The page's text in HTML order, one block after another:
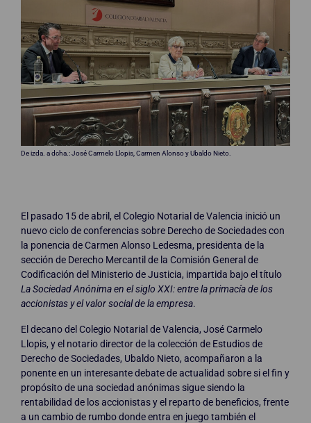
De izda. a dcha.: José Carmelo Llopis, Carmen Alonso y Ubaldo Nieto.
El pasado 15 de abril, el Colegio Notarial de Valencia inició un
nuevo ciclo de conferencias sobre Derecho de Sociedades con
la ponencia de Carmen Alonso Ledesma, presidenta de la
sección de Derecho Mercantil de la Comisión General de
Codificación del Ministerio de Justicia, impartida bajo el título
La Sociedad Anónima en el siglo XXI: entre la primacía de los
accionistas y el valor social de la empresa.
El decano del Colegio Notarial de Valencia, José Carmelo
Llopis, y el notario director de la colección de Estudios de
Derecho de Sociedades, Ubaldo Nieto, acompañaron a la
ponente en un interesante debate de actualidad sobre si el fin y
propósito de una sociedad anónimas sigue siendo la
rentabilidad de los accionistas y el reparto de beneficios, frente
a un cambio de rumbo donde entra en juego también el